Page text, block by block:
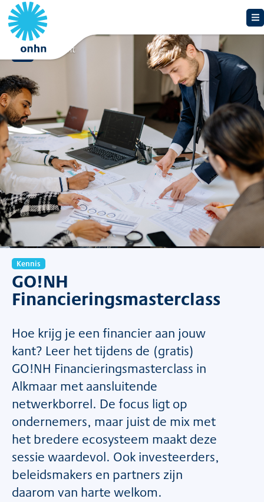
Overzicht
Kennis
GO!NH
Financieringsmasterclass
Hoe krijg je een financier aan jouw
kant? Leer het tijdens de (gratis)
GO!NH Financieringsmasterclass in
Alkmaar met aansluitende
netwerkborrel. De focus ligt op
ondernemers, maar juist de mix met
het bredere ecosysteem maakt deze
sessie waardevol. Ook investeerders,
beleidsmakers en partners zijn
daarom van harte welkom.